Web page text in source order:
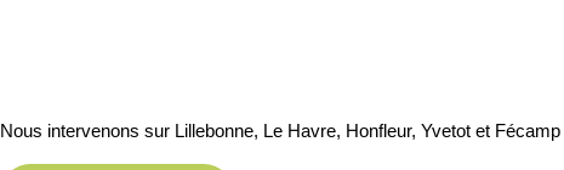
Nous intervenons sur Lillebonne, Le Havre, Honfleur, Yvetot et Fécamp